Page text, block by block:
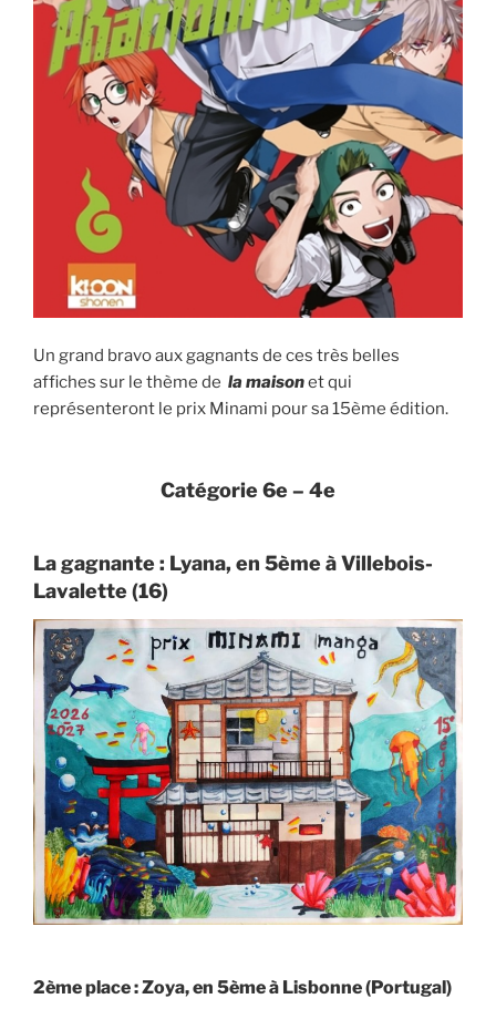
Un grand bravo aux gagnants de ces très belles
affiches sur le thème de la maisonet qui
représenteront le prix Minami pour sa 15ème édition.
Catégorie 6e – 4e
La gagnante : Lyana, en 5ème à Villebois-
Lavalette (16)
2ème place : Zoya, en 5ème à Lisbonne (Portugal)